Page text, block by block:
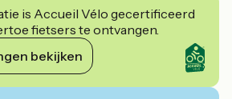
is Accueil Vélo gecertificeerd
fietsers te ontvangen.
bekijken